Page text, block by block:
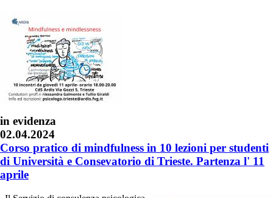
in evidenza
02.04.2024
Corso pratico di mindfulness in 10 lezioni per studenti
di Università e Consevatorio di Trieste. Partenza l' 11
aprile